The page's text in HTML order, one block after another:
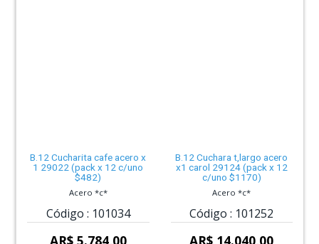
B.12 Cucharita cafe acero x
1 29022 (pack x 12 c/uno
$482)
Acero *c*
Código : 101034
AR$ 5.784,00
B.12 Cuchara t,largo acero
x1 carol 29124 (pack x 12
c/uno $1170)
Acero *c*
Código : 101252
AR$ 14.040,00